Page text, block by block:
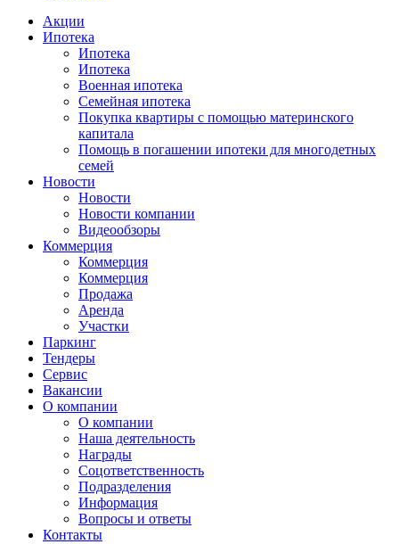
Акции
Ипотека
Ипотека
Ипотека
Военная ипотека
Семейная ипотека
Покупка квартиры с помощью материнского
капитала
Помощь в погашении ипотеки для многодетных
семей
Новости
Новости
Новости компании
Видеообзоры
Коммерция
Коммерция
Коммерция
Продажа
Аренда
Участки
Паркинг
Тендеры
Сервис
Вакансии
О компании
О компании
Наша деятельность
Награды
Соцответственность
Подразделения
Информация
Вопросы и ответы
Контакты